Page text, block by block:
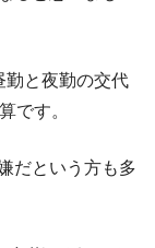
勤と夜勤の交代
です。
だという方も多